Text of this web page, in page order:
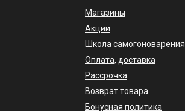
Магазины
Акции
Школа самогоноварения
Оплата, доставка
Рассрочка
Возврат товара
Бонусная политика